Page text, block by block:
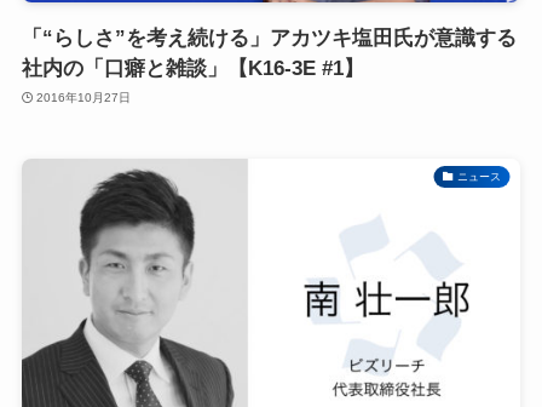
「“らしさ”を考え続ける」アカツキ塩田氏が意識する
社内の「口癖と雑談」【K16-3E #1】
2016年10月27日
ニュース